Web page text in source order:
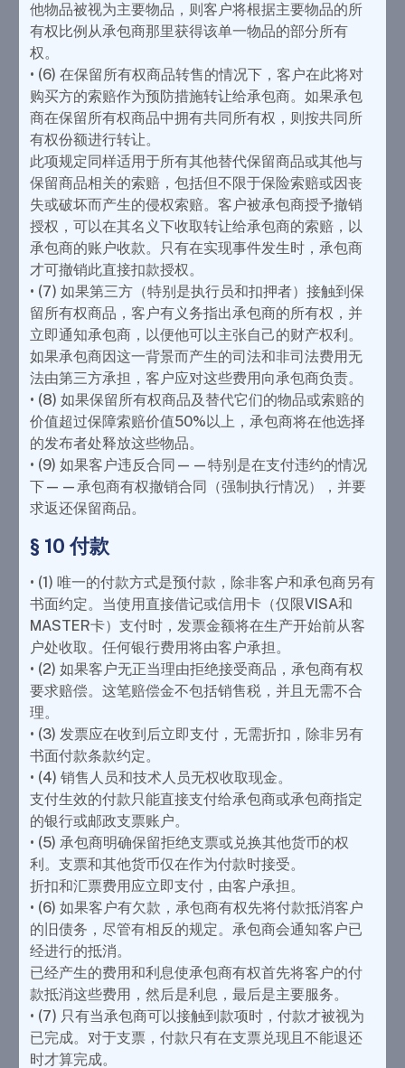
他物品被视为主要物品，则客户将根据主要物品的所
有权比例从承包商那里获得该单一物品的部分所有
权。
• (6) 在保留所有权商品转售的情况下，客户在此将对
购买方的索赔作为预防措施转让给承包商。如果承包
商在保留所有权商品中拥有共同所有权，则按共同所
有权份额进行转让。
此项规定同样适用于所有其他替代保留商品或其他与
保留商品相关的索赔，包括但不限于保险索赔或因丧
失或破坏而产生的侵权索赔。客户被承包商授予撤销
授权，可以在其名义下收取转让给承包商的索赔，以
承包商的账户收款。只有在实现事件发生时，承包商
才可撤销此直接扣款授权。
• (7) 如果第三方（特别是执行员和扣押者）接触到保
留所有权商品，客户有义务指出承包商的所有权，并
立即通知承包商，以便他可以主张自己的财产权利。
如果承包商因这一背景而产生的司法和非司法费用无
法由第三方承担，客户应对这些费用向承包商负责。
• (8) 如果保留所有权商品及替代它们的物品或索赔的
价值超过保障索赔价值50%以上，承包商将在他选择
的发布者处释放这些物品。
• (9) 如果客户违反合同——特别是在支付违约的情况
下——承包商有权撤销合同（强制执行情况），并要
求返还保留商品。
§ 10 付款
• (1) 唯一的付款方式是预付款，除非客户和承包商另有
书面约定。当使用直接借记或信用卡（仅限VISA和
MASTER卡）支付时，发票金额将在生产开始前从客
户处收取。任何银行费用将由客户承担。
• (2) 如果客户无正当理由拒绝接受商品，承包商有权
要求赔偿。这笔赔偿金不包括销售税，并且无需不合
理。
• (3) 发票应在收到后立即支付，无需折扣，除非另有
书面付款条款约定。
• (4) 销售人员和技术人员无权收取现金。
支付生效的付款只能直接支付给承包商或承包商指定
的银行或邮政支票账户。
• (5) 承包商明确保留拒绝支票或兑换其他货币的权
利。支票和其他货币仅在作为付款时接受。
折扣和汇票费用应立即支付，由客户承担。
• (6) 如果客户有欠款，承包商有权先将付款抵消客户
的旧债务，尽管有相反的规定。承包商会通知客户已
经进行的抵消。
已经产生的费用和利息使承包商有权首先将客户的付
款抵消这些费用，然后是利息，最后是主要服务。
• (7) 只有当承包商可以接触到款项时，付款才被视为
已完成。对于支票，付款只有在支票兑现且不能退还
时才算完成。